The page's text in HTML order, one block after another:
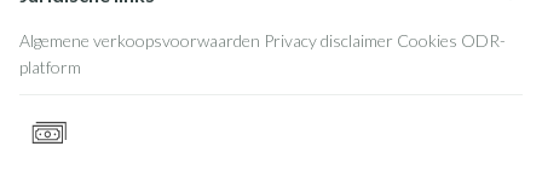
Algemene verkoopsvoorwaarden Privacy disclaimer Cookies ODR-
platform